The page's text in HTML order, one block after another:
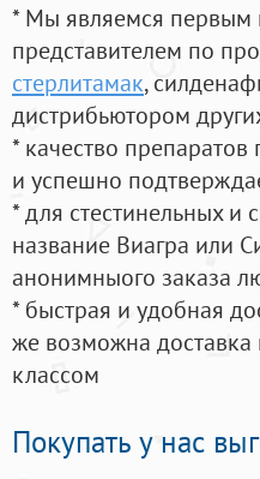
* Мы являемся первым
представителем по
стерлитамак,
дистрибьютором
* качество
и успешно
* для стестинельных и
название Виагра или
анонимныого заказа
* быстрая и удобная
же возможна доставка
классом
Покупать у нас